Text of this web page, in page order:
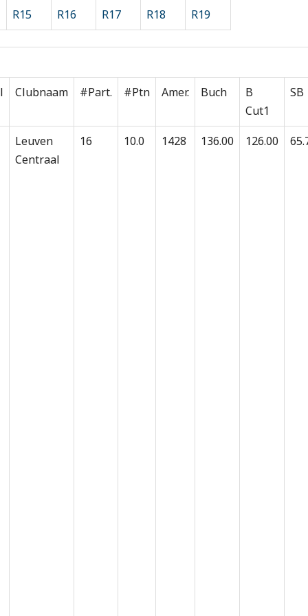
R15 R16 R17 R18 R19
Clubnaam #Part. #Ptn Amer. Buch
B
Cut1
SB
Leuven
Centraal
16 10.0 1428 136.00 126.00